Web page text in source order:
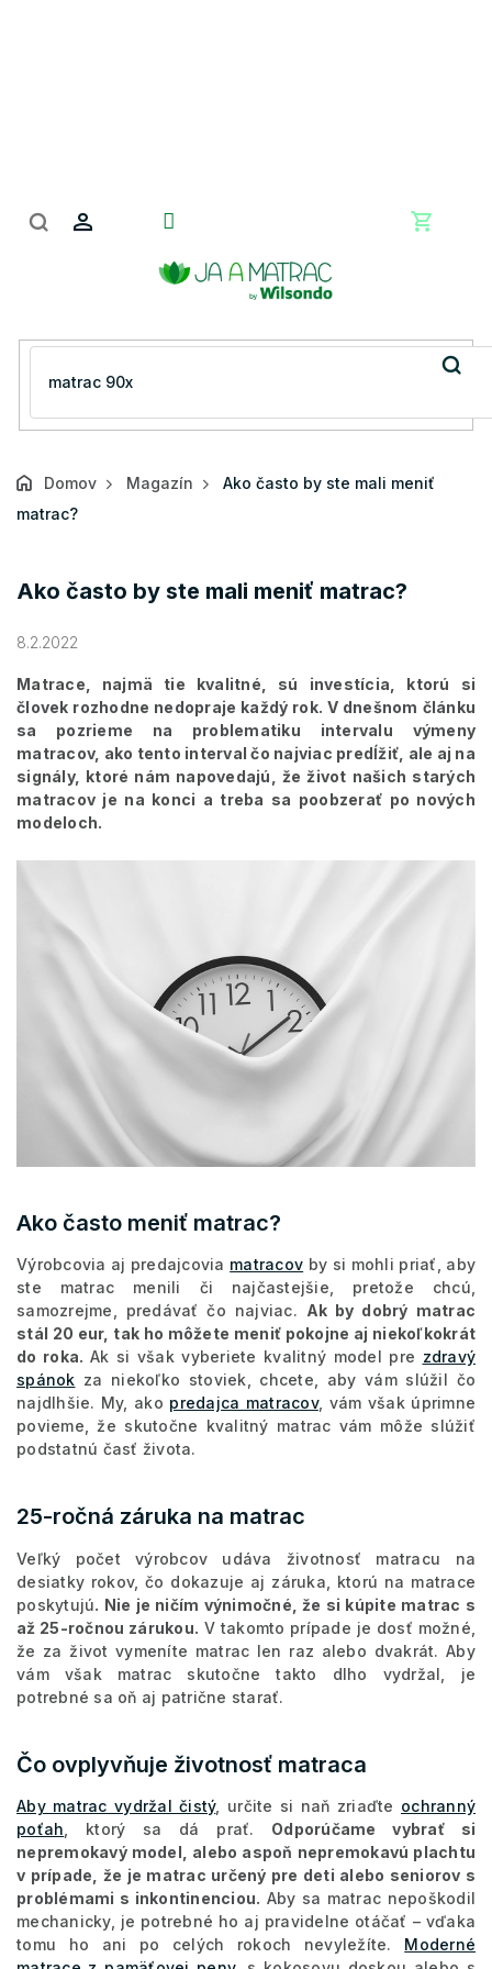
Domov Magazín
Ako často by ste mali meniť
matrac?
Ako často by ste mali meniť matrac?
8.2.2022
Matrace, najmä tie kvalitné, sú investícia, ktorú si
človek rozhodne nedopraje každý rok. V dnešnom článku
sa pozrieme na problematiku intervalu výmeny
matracov, ako tento interval čo najviac predĺžiť, ale aj na
signály, ktoré nám napovedajú, že život našich starých
matracov je na konci a treba sa poobzerať po nových
modeloch.
Ako často meniť matrac?
Výrobcovia aj predajcovia matracov by si mohli priať, aby
ste matrac menili či najčastejšie, pretože chcú,
samozrejme, predávať čo najviac. Ak by dobrý matrac
stál 20 eur, tak ho môžete meniť pokojne aj niekoľkokrát
do roka. Ak si však vyberiete kvalitný model pre zdravý
spánok za niekoľko stoviek, chcete, aby vám slúžil čo
najdlhšie. My, ako predajca matracov, vám však úprimne
povieme, že skutočne kvalitný matrac vám môže slúžiť
podstatnú časť života.
25-ročná záruka na matrac
Veľký počet výrobcov udáva životnosť matracu na
desiatky rokov, čo dokazuje aj záruka, ktorú na matrace
poskytujú. Nie je ničím výnimočné, že si kúpite matrac s
až 25-ročnou zárukou. V takomto prípade je dosť možné,
že za život vymeníte matrac len raz alebo dvakrát. Aby
vám však matrac skutočne takto dlho vydržal, je
potrebné sa oň aj patrične starať.
Čo ovplyvňuje životnosť matraca
Aby matrac vydržal čistý, určite si naň zriaďte ochranný
poťah , ktorý sa dá prať. Odporúčame vybrať si
nepremokavý model, alebo aspoň nepremokavú plachtu
v prípade, že je matrac určený pre deti alebo seniorov s
problémami s inkontinenciou. Aby sa matrac nepoškodil
mechanicky, je potrebné ho aj pravidelne otáčať – vďaka
tomu ho ani po celých rokoch nevyležíte. Moderné